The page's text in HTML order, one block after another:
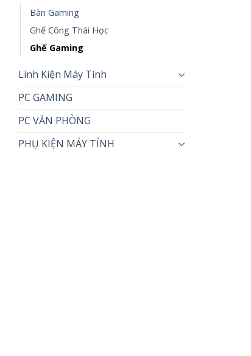
Bàn Gaming
Ghế Công Thái Học
Ghế Gaming
Linh Kiện Máy Tính
PC GAMING
PC VĂN PHÒNG
PHỤ KIỆN MÁY TÍNH